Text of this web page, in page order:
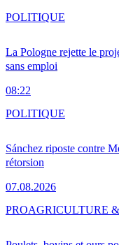
La Pologne rejette le
sans emploi
08:22
POLITIQUE
Sánchez riposte contre
rétorsion
07.08.2026
POLITIQUE
PROAGRICULTURE